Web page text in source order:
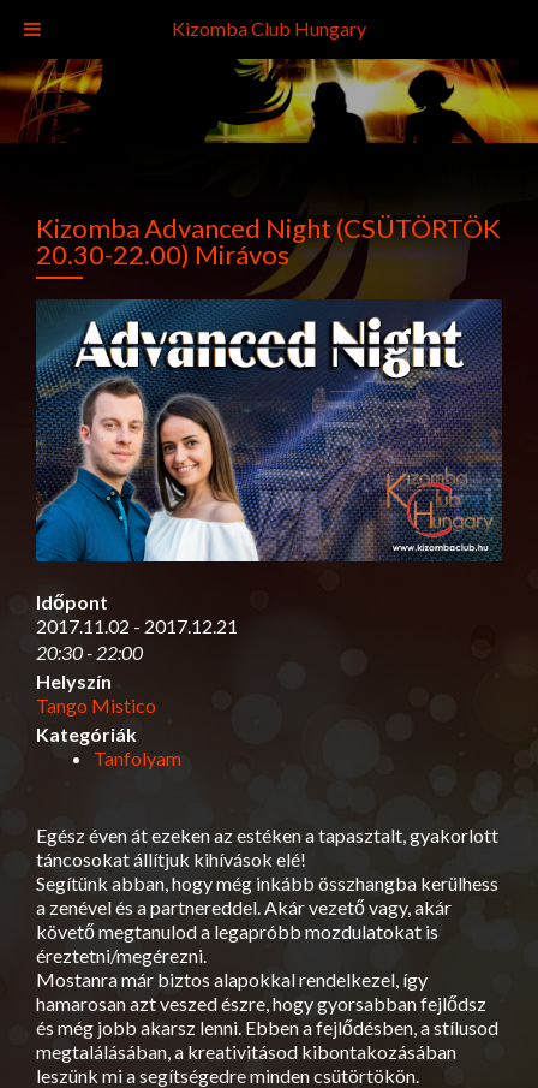
Kizomba Advanced Night (CSÜTÖRTÖK
20.30-22.00) Mirávos
Időpont
2017.11.02 - 2017.12.21
20:30 - 22:00
Helyszín
Tango Mistico
Kategóriák
Tanfolyam
Egész éven át ezeken az estéken a tapasztalt, gyakorlott
táncosokat állítjuk kihívások elé!
Segítünk abban, hogy még inkább összhangba kerülhess
a zenével és a partnereddel. Akár vezető vagy, akár
követő megtanulod a legapróbb mozdulatokat is
éreztetni/megérezni.
Mostanra már biztos alapokkal rendelkezel, így
hamarosan azt veszed észre, hogy gyorsabban fejlődsz
és még jobb akarsz lenni. Ebben a fejlődésben, a stílusod
megtalálásában, a kreativitásod kibontakozásában
leszünk mi a segítségedre minden csütörtökön.
Kizomba Club Hungary